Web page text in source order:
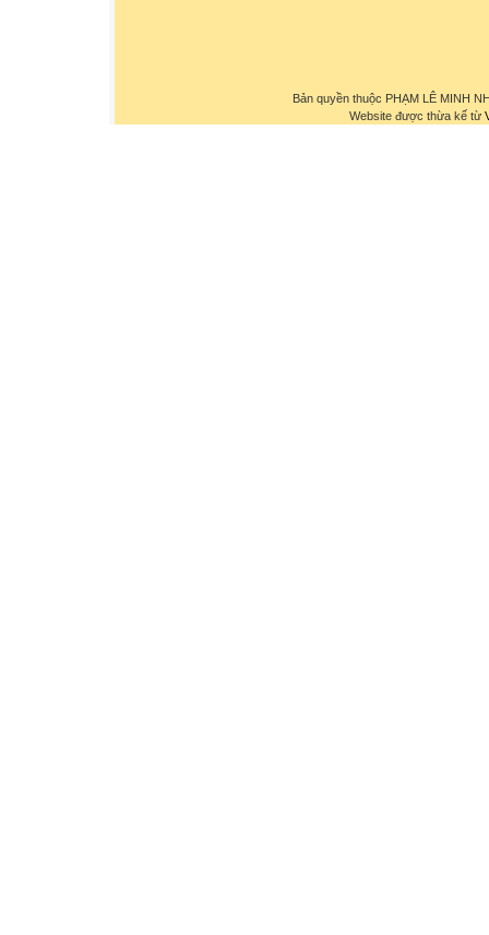
Bản quyền thuộc PHẠM LÊ MINH
Website được thừa kế từ